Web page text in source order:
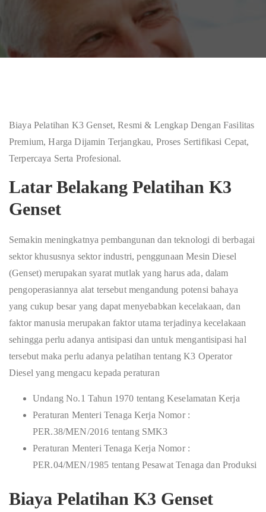
Biaya Pelatihan K3 Genset, Resmi & Lengkap Dengan Fasilitas
Premium, Harga Dijamin Terjangkau, Proses Sertifikasi Cepat,
Terpercaya Serta Profesional.
Latar Belakang Pelatihan K3
Genset
Semakin meningkatnya pembangunan dan teknologi di berbagai
sektor khususnya sektor industri, penggunaan Mesin Diesel
(Genset) merupakan syarat mutlak yang harus ada, dalam
pengoperasiannya alat tersebut mengandung potensi bahaya
yang cukup besar yang dapat menyebabkan kecelakaan, dan
faktor manusia merupakan faktor utama terjadinya kecelakaan
sehingga perlu adanya antisipasi dan untuk mengantisipasi hal
tersebut maka perlu adanya pelatihan tentang K3 Operator
Diesel yang mengacu kepada peraturan
Undang No.1 Tahun 1970 tentang Keselamatan Kerja
Peraturan Menteri Tenaga Kerja Nomor :
PER.38/MEN/2016 tentang SMK3
Peraturan Menteri Tenaga Kerja Nomor :
PER.04/MEN/1985 tentang Pesawat Tenaga dan Produksi
Biaya Pelatihan K3 Genset